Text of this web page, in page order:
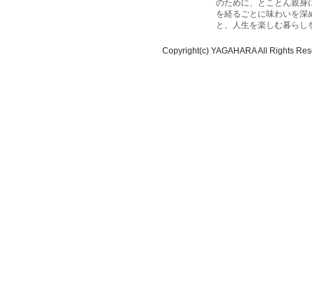
のために、とことん親身
を経るごとに味わいを深
と、人生を楽しむ暮ら
Copyright(c) YAGAHARA All Rights